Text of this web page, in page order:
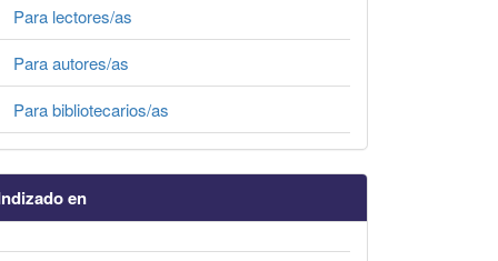
Para lectores/as
Para autores/as
Para bibliotecarios/as
en